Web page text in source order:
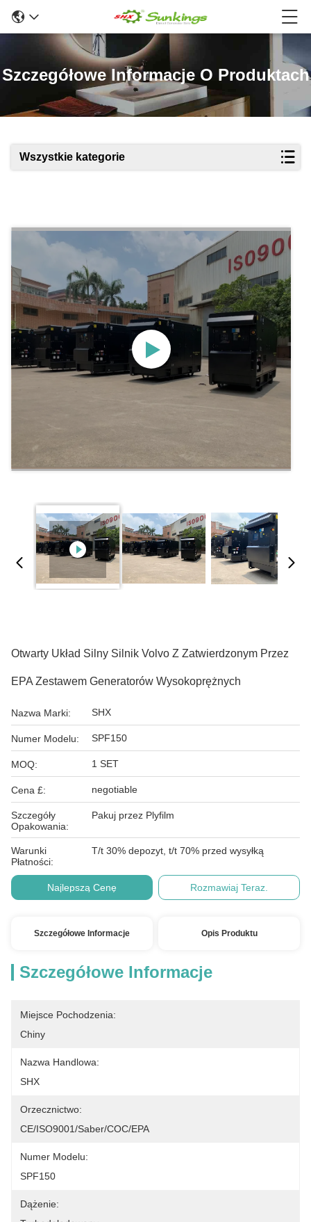
Szczegółowe Informacje O Produktach
Wszystkie kategorie
Otwarty Układ Silny Silnik Volvo Z Zatwierdzonym Przez
EPA Zestawem Generatorów Wysokoprężnych
Nazwa Marki: SHX
Numer Modelu: SPF150
MOQ: 1 SET
Cena £: negotiable
Szczegóły
Opakowania:
Pakuj przez Plyfilm
Warunki
Płatności:
T/t 30% depozyt, t/t 70% przed wysyłką
Najlepszą Cenę Rozmawiaj Teraz.
Szczegółowe Informacje Opis Produktu
Szczegółowe Informacje
Miejsce Pochodzenia:
Chiny
Nazwa Handlowa:
SHX
Orzecznictwo:
CE/ISO9001/Saber/COC/EPA
Numer Modelu:
SPF150
Dążenie: